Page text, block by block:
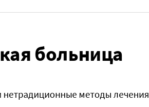
больница
нетрадиционные методы лечения